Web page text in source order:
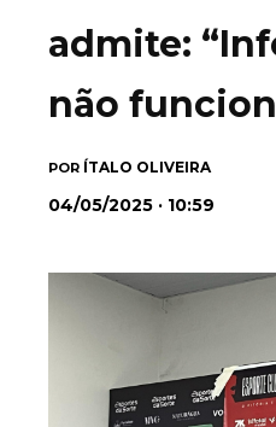
admite:
não
POR ÍTALO OLIVEIRA
04/05/2025 · 10:59